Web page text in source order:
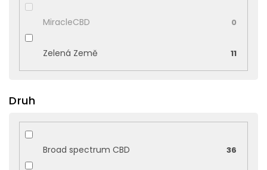
MiracleCBD 0
Zelená Země 11
Druh
Broad spectrum CBD 36